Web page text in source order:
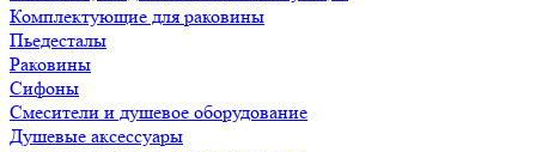
Комплектующие для раковины
Пьедесталы
Раковины
Сифоны
Смесители и душевое оборудование
Душевые аксессуары